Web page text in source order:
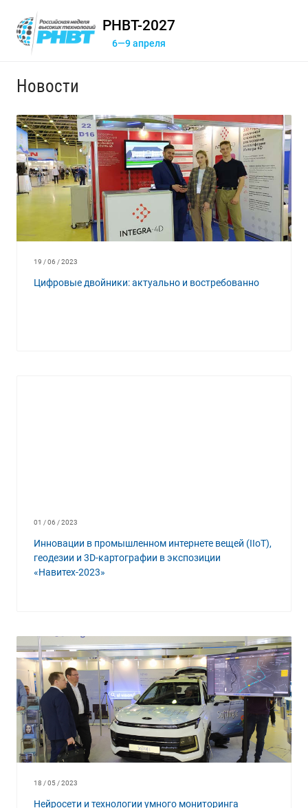
РНВТ-2027
6—9 апреля
Новости
19 / 06 / 2023
Цифровые двойники: актуально и востребованно
01 / 06 / 2023
Инновации в промышленном интернете вещей (IIoT),
геодезии и 3D-картографии в экспозиции
«Навитех-2023»
18 / 05 / 2023
Нейросети и технологии умного мониторинга